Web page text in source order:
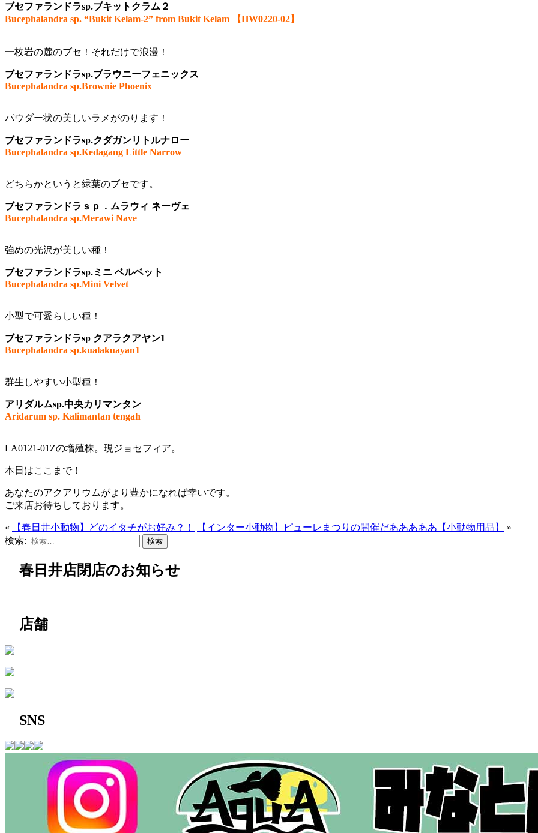
ブセファランドラsp.ブキットクラム２
Bucephalandra sp. “Bukit Kelam-2” from Bukit Kelam 【HW0220-02】
一枚岩の麓のブセ！それだけで浪漫！
ブセファランドラsp.ブラウニーフェニックス
Bucephalandra sp.Brownie Phoenix
パウダー状の美しいラメがのります！
ブセファランドラsp.クダガンリトルナロー
Bucephalandra sp.Kedagang Little Narrow
どちらかというと緑葉のブセです。
ブセファランドラｓｐ．ムラウィ ネーヴェ
Bucephalandra sp.Merawi Nave
強めの光沢が美しい種！
ブセファランドラsp.ミニ ベルベット
Bucephalandra sp.Mini Velvet
小型で可愛らしい種！
ブセファランドラsp クアラクアヤン1
Bucephalandra sp.kualakuayan1
群生しやすい小型種！
アリダルムsp.中央カリマンタン
Aridarum sp. Kalimantan tengah
LA0121-01Zの増殖株。現ジョセフィア。
本日はここまで！
あなたのアクアリウムがより豊かになれば幸いです。
ご来店お待ちしております。
« 【春日井小動物】どのイタチがお好み？！ 【インター小動物】ピューレまつりの開催だあああああ【小動物用品】
»
検索:
春日井店閉店のお知らせ
店舗
SNS